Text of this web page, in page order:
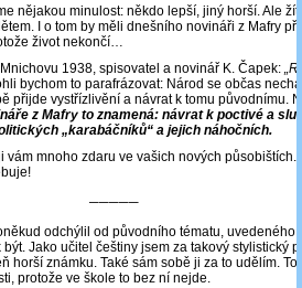
nějakou minulost: někdo lepší, jiný horší. Ale žít
I o tom by měli dnešního novináři z Mafry
život nekončí…
1938, spisovatel a novinář K. Čapek:
bychom to parafrázovat: Národ se občas
přijde vystřízlivění a návrat k tomu původnímu.
z Mafry to znamená: návrat k poctivé a
„karabáčníků“ a jejich náhočních.
vám mnoho zdaru ve vašich nových působištích.
─────
odchýlil od původního tématu, uvedeného
Jako učitel češtiny jsem za takový stylistický
horší známku. Také sám sobě ji za to udělím. To
protože ve škole to bez ní nejde.